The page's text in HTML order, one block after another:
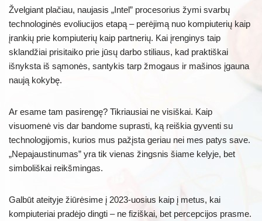
Žvelgiant plačiau, naujasis „Intel” procesorius žymi svarbų
technologinės evoliucijos etapą – perėjimą nuo kompiuterių kaip
įrankių prie kompiuterių kaip partnerių. Kai įrenginys taip
sklandžiai prisitaiko prie jūsų darbo stiliaus, kad praktiškai
išnyksta iš sąmonės, santykis tarp žmogaus ir mašinos įgauna
naują kokybę.
Ar esame tam pasirengę? Tikriausiai ne visiškai. Kaip
visuomenė vis dar bandome suprasti, ką reiškia gyventi su
technologijomis, kurios mus pažįsta geriau nei mes patys save.
„Nepajaustinumas” yra tik vienas žingsnis šiame kelyje, bet
simboliškai reikšmingas.
Galbūt ateityje žiūrėsime į 2023-uosius kaip į metus, kai
kompiuteriai pradėjo dingti – ne fiziškai, bet percepcijos prasme.